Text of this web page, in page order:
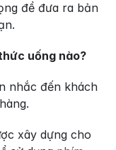
để đưa ra bản
uống nào?
nhắc đến khách
xây dựng cho